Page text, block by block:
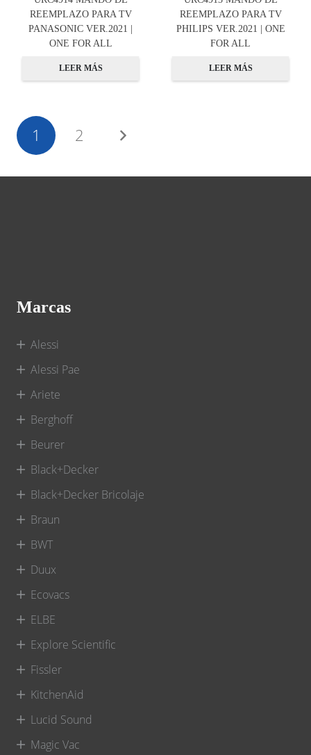
REEMPLAZO PARA TV
PANASONIC VER.2021 |
ONE FOR ALL
LEER MÁS
REEMPLAZO PARA TV
PHILIPS VER.2021 | ONE
FOR ALL
LEER MÁS
1 2
Marcas
Alessi
Alessi Pae
Ariete
Berghoff
Beurer
Black+Decker
Black+Decker Bricolaje
Braun
BWT
Duux
Ecovacs
ELBE
Explore Scientific
Fissler
KitchenAid
Lucid Sound
Magic Vac